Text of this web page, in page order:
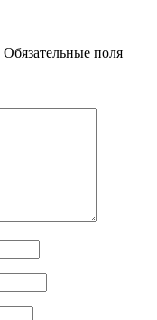
Обязательные поля